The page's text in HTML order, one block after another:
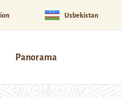
Usbekistan
Panorama